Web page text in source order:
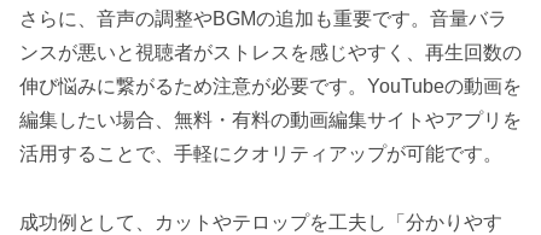
さらに、音声の調整やBGMの追加も重要です。音量バラ
ンスが悪いと視聴者がストレスを感じやすく、再生回数の
伸び悩みに繋がるため注意が必要です。YouTubeの動画を
編集したい場合、無料・有料の動画編集サイトやアプリを
活用することで、手軽にクオリティアップが可能です。
成功例として、カットやテロップを工夫し「分かりやす